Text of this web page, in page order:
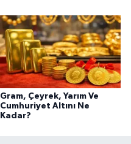
Gram, Çeyrek, Yarım Ve
Cumhuriyet Altını Ne
Kadar?